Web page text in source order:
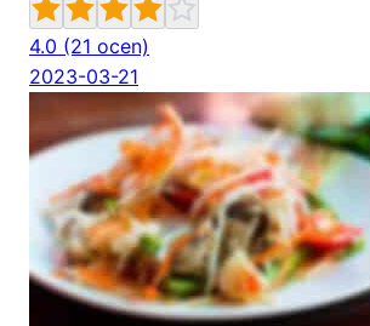
4.0 (21 ocen)
2023-03-21